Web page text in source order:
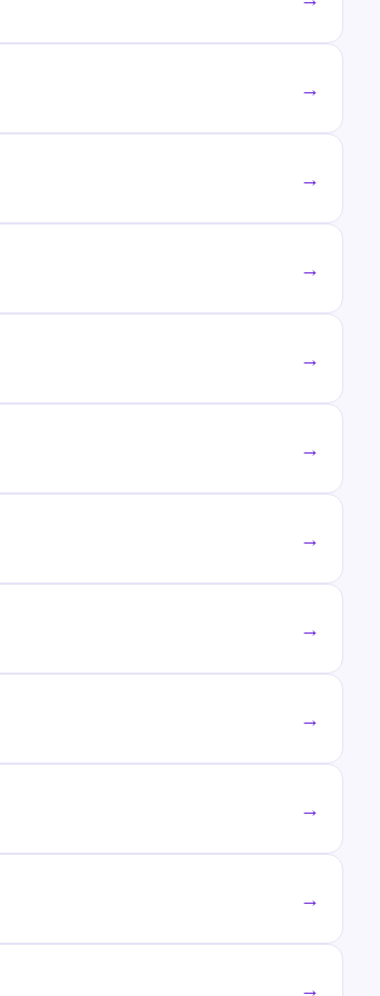
→
→
→
→
→
→
→
→
→
→
→